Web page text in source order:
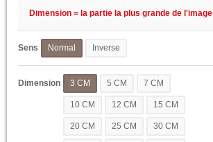
Dimension = la partie la plus grande de l'image
Sens Normal Inverse
Dimension 3 CM 5 CM 7 CM
10 CM 12 CM 15 CM
20 CM 25 CM 30 CM